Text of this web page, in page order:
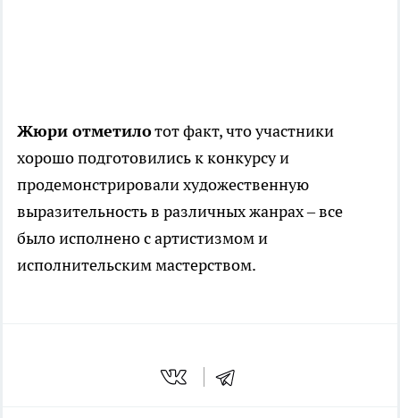
Жюри отметилотот факт, что участники
хорошо подготовились к конкурсу и
продемонстрировали художественную
выразительность в различных жанрах – все
было исполнено с артистизмом и
исполнительским мастерством.